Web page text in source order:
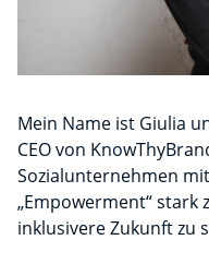
Mein Name ist Giulia
CEO von
Sozialunternehmen
„Empowerment“ stark
inklusivere Zukunft zu